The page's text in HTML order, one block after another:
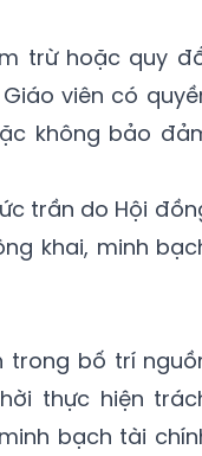
trừ hoặc quy
viên có
không bảo
trần do Hội
khai, minh
trong bố trí
thực hiện
bạch tài